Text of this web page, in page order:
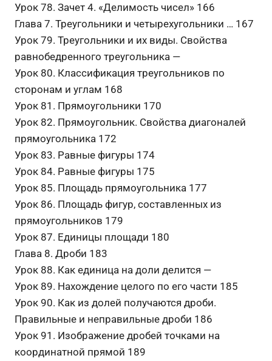
Урок 78. Зачет 4. «Делимость чисел» 166
Глава 7. Треугольники и четырехугольники … 167
Урок 79. Треугольники и их виды. Свойства
равнобедренного треугольника —
Урок 80. Классификация треугольников по
сторонам и углам 168
Урок 81. Прямоугольники 170
Урок 82. Прямоугольник. Свойства диагоналей
прямоугольника 172
Урок 83. Равные фигуры 174
Урок 84. Равные фигуры 175
Урок 85. Площадь прямоугольника 177
Урок 86. Площадь фигур, составленных из
прямоугольников 179
Урок 87. Единицы площади 180
Глава 8. Дроби 183
Урок 88. Как единица на доли делится —
Урок 89. Нахождение целого по его части 185
Урок 90. Как из долей получаются дроби.
Правильные и неправильные дроби 186
Урок 91. Изображение дробей точками на
координатной прямой 189